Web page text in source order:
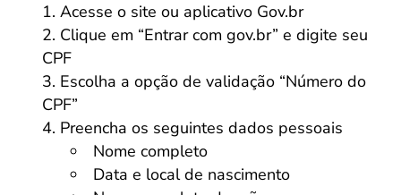
Acesse o site ou aplicativo Gov.br
Clique em “Entrar com gov.br” e digite seu
CPF
Escolha a opção de validação “Número do
CPF”
Preencha os seguintes dados pessoais
Nome completo
Data e local de nascimento